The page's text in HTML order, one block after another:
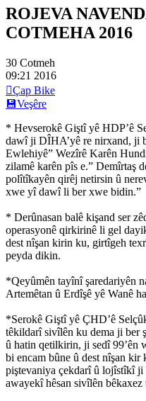
ROJEVA
COTMEHA 2016
30 Cotmeh
09:21 2016
Çap Bike
💾Veşêre
* Hevserokê Giştî yê HDP’ê
dawî ji DÎHA’yê re nirxand, ji
Ewlehiyê” Wezîrê Karên
zilamê karên pîs e.” Demîrtaş
polîtîkayên qirêj netirsin û
xwe yî dawî li ber xwe bidin.”
* Derûnasan balê kişand ser
operasyonê qirkirinê li gel
dest nîşan kirin ku, girtîgeh
peyda dikin.
*Qeyûmên tayînî şaredariyên
Artemêtan û Erdîşê yê Wanê
*Serokê Giştî yê ÇHD’ê
têkildarî sivîlên ku dema ji ber
û hatin qetilkirin, ji sedî 99’ên
bi encam bûne û dest nîşan
piştevaniya çekdarî û lojîstîkî
awayekî hêsan sivîlên